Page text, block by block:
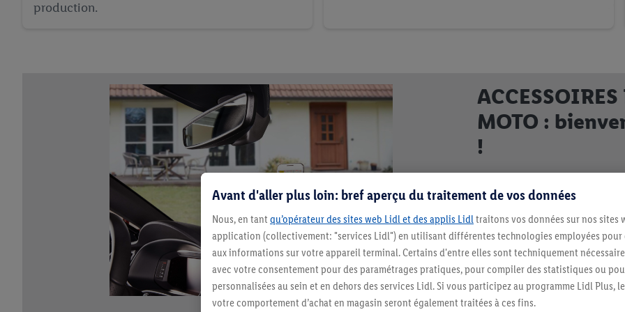
production.
MOTO :
!
Il fait un froid glacial à
chauffant. Vos enfants sont
véhicule survivra au trajet de
et pour moto à prix
pour se sentir bien dans son
Le saviez-vous ?
Avant d'aller plus loin: bref aperçu du traitement de vos données
Nous, en tant qu’opérateur des sites web Lidl et des applis Lidltraitons vos données sur nos sites
application (collectivement: "services Lidl") en utilisant différentes technologies employées pour
aux informations sur votre appareil terminal. Certains d'entre elles sont techniquement
avec votre consentement pour des paramétrages pratiques, pour compiler des statistiques ou
personnalisées au sein et en dehors des services Lidl. Si vous participez au programme Lidl Plus,
votre comportement d’achat en magasin seront également traitées à ces fins.